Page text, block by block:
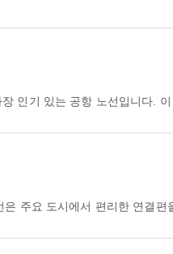
인기 있는 공항 노선입니다.
주요 도시에서 편리한 연결편